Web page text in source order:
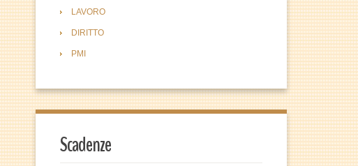
LAVORO
DIRITTO
PMI
Scadenze